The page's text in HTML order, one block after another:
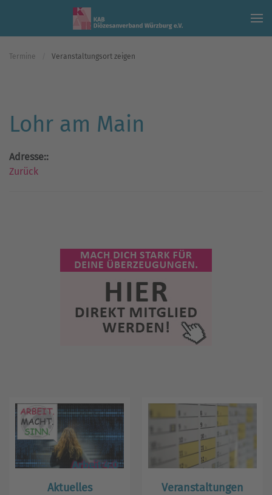
Skip to main content
Termine Veranstaltungsort zeigen
Lohr am Main
Adresse::
Zurück
Aktuelles Veranstaltungen